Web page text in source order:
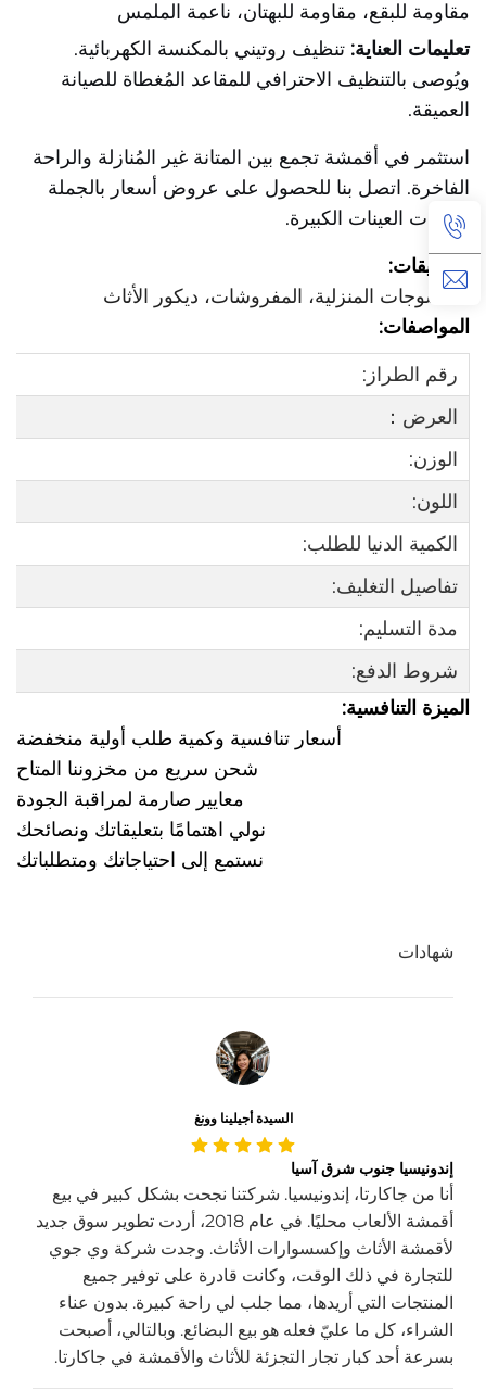
مقاومة للبقع، مقاومة للبهتان، ناعمة الملمس
تعليمات العناية: تنظيف روتيني بالمكنسة الكهربائية.
ويُوصى بالتنظيف الاحترافي للمقاعد المُغطاة للصيانة
العميقة.
استثمر في أقمشة تجمع بين المتانة غير المُنازلة والراحة
الفاخرة. اتصل بنا للحصول على عروض أسعار بالجملة
وطلبات العينات الكبيرة.
التطبيقات:
المنسوجات المنزلية، المفروشات، ديكور الأثاث
المواصفات:
رقم الطراز:
العرض：
الوزن:
اللون:
الكمية الدنيا للطلب:
تفاصيل التغليف:
مدة التسليم:
شروط الدفع:
الميزة التنافسية:
أسعار تنافسية وكمية طلب أولية منخفضة
شحن سريع من مخزوننا المتاح
معايير صارمة لمراقبة الجودة
نولي اهتمامًا بتعليقاتك ونصائحك
نستمع إلى احتياجاتك ومتطلباتك
شهادات
السيدة أجيلينا وونغ
إندونيسيا جنوب شرق آسيا
أنا من جاكارتا، إندونيسيا. شركتنا نجحت بشكل كبير في بيع
أقمشة الألعاب محليًا. في عام 2018، أردت تطوير سوق جديد
لأقمشة الأثاث وإكسسوارات الأثاث. وجدت شركة وي جوي
للتجارة في ذلك الوقت، وكانت قادرة على توفير جميع
المنتجات التي أريدها، مما جلب لي راحة كبيرة. بدون عناء
الشراء، كل ما عليّ فعله هو بيع البضائع. وبالتالي، أصبحت
بسرعة أحد كبار تجار التجزئة للأثاث والأقمشة في جاكارتا.